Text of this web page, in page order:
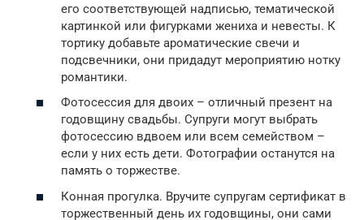
его соответствующей надписью, тематической
картинкой или фигурками жениха и невесты. К
тортику добавьте ароматические свечи и
подсвечники, они придадут мероприятию нотку
романтики.
Фотосессия для двоих – отличный презент на
годовщину свадьбы. Супруги могут выбрать
фотосессию вдвоем или всем семейством –
если у них есть дети. Фотографии останутся на
память о торжестве.
Конная прогулка. Вручите супругам сертификат в
торжественный день их годовщины, они сами